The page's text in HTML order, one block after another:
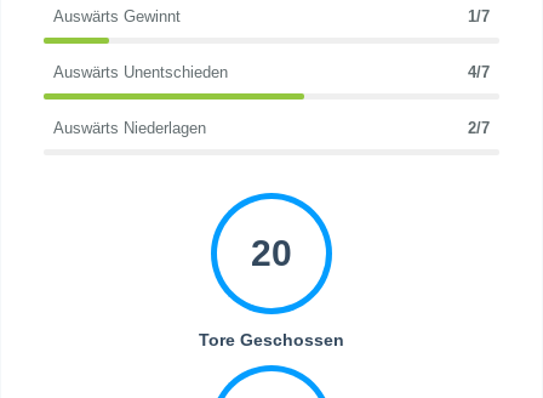
Auswärts Gewinnt 1/7
Auswärts Unentschieden 4/7
Auswärts Niederlagen 2/7
20
Tore Geschossen